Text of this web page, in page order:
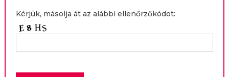
Kérjük, másolja át az alábbi ellenőrzőkódot: